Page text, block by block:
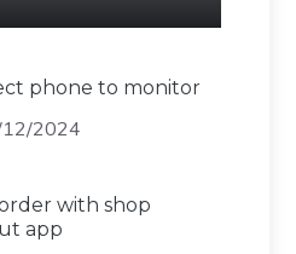
phone to monitor
2024
with shop
app